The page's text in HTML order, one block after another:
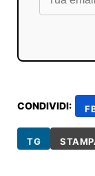
CONDIVIDI:
TG